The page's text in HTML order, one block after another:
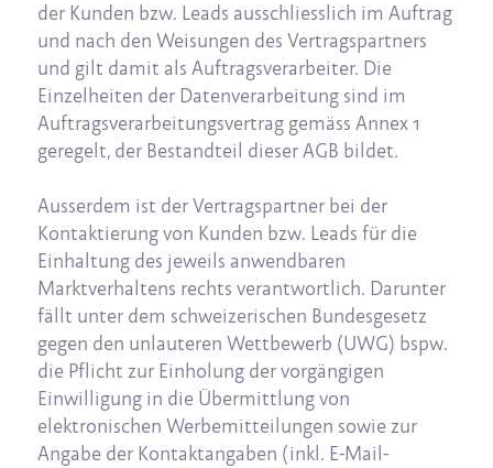
der Kunden bzw. Leads ausschliesslich im Auftrag
und nach den Weisungen des Vertragspartners
und gilt damit als Auftragsverarbeiter. Die
Einzelheiten der Datenverarbeitung sind im
Auftragsverarbeitungsvertrag gemäss Annex 1
geregelt, der Bestandteil dieser AGB bildet.
Ausserdem ist der Vertragspartner bei der
Kontaktierung von Kunden bzw. Leads für die
Einhaltung des jeweils anwendbaren
Marktverhaltens rechts verantwortlich. Darunter
fällt unter dem schweizerischen Bundesgesetz
gegen den unlauteren Wettbewerb (UWG) bspw.
die Pflicht zur Einholung der vorgängigen
Einwilligung in die Übermittlung von
elektronischen Werbemitteilungen sowie zur
Angabe der Kontaktangaben (inkl. E-Mail-